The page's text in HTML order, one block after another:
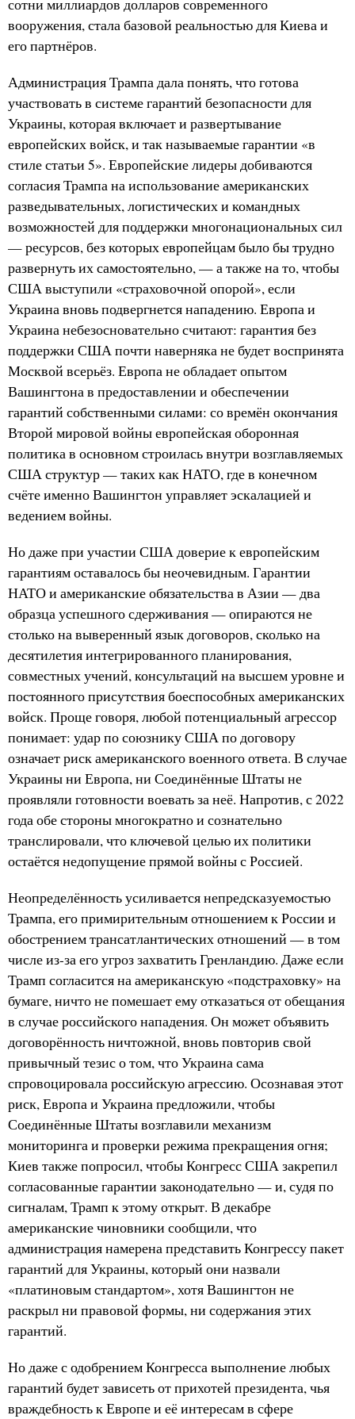
сотни миллиардов долларов современного
вооружения, стала базовой реальностью для Киева и
его партнёров.
Администрация Трампа дала понять, что готова
участвовать в системе гарантий безопасности для
Украины, которая включает и развертывание
европейских войск, и так называемые гарантии «в
стиле статьи 5». Европейские лидеры добиваются
согласия Трампа на использование американских
разведывательных, логистических и командных
возможностей для поддержки многонациональных сил
— ресурсов, без которых европейцам было бы трудно
развернуть их самостоятельно, — а также на то, чтобы
США выступили «страховочной опорой», если
Украина вновь подвергнется нападению. Европа и
Украина небезосновательно считают: гарантия без
поддержки США почти наверняка не будет воспринята
Москвой всерьёз. Европа не обладает опытом
Вашингтона в предоставлении и обеспечении
гарантий собственными силами: со времён окончания
Второй мировой войны европейская оборонная
политика в основном строилась внутри возглавляемых
США структур — таких как НАТО, где в конечном
счёте именно Вашингтон управляет эскалацией и
ведением войны.
Но даже при участии США доверие к европейским
гарантиям оставалось бы неочевидным. Гарантии
НАТО и американские обязательства в Азии — два
образца успешного сдерживания — опираются не
столько на выверенный язык договоров, сколько на
десятилетия интегрированного планирования,
совместных учений, консультаций на высшем уровне и
постоянного присутствия боеспособных американских
войск. Проще говоря, любой потенциальный агрессор
понимает: удар по союзнику США по договору
означает риск американского военного ответа. В случае
Украины ни Европа, ни Соединённые Штаты не
проявляли готовности воевать за неё. Напротив, с 2022
года обе стороны многократно и сознательно
транслировали, что ключевой целью их политики
остаётся недопущение прямой войны с Россией.
Неопределённость усиливается непредсказуемостью
Трампа, его примирительным отношением к России и
обострением трансатлантических отношений — в том
числе из-за его угроз захватить Гренландию. Даже если
Трамп согласится на американскую «подстраховку» на
бумаге, ничто не помешает ему отказаться от обещания
в случае российского нападения. Он может объявить
договорённость ничтожной, вновь повторив свой
привычный тезис о том, что Украина сама
спровоцировала российскую агрессию. Осознавая этот
риск, Европа и Украина предложили, чтобы
Соединённые Штаты возглавили механизм
мониторинга и проверки режима прекращения огня;
Киев также попросил, чтобы Конгресс США закрепил
согласованные гарантии законодательно — и, судя по
сигналам, Трамп к этому открыт. В декабре
американские чиновники сообщили, что
администрация намерена представить Конгрессу пакет
гарантий для Украины, который они назвали
«платиновым стандартом», хотя Вашингтон не
раскрыл ни правовой формы, ни содержания этих
гарантий.
Но даже с одобрением Конгресса выполнение любых
гарантий будет зависеть от прихотей президента, чья
враждебность к Европе и её интересам в сфере